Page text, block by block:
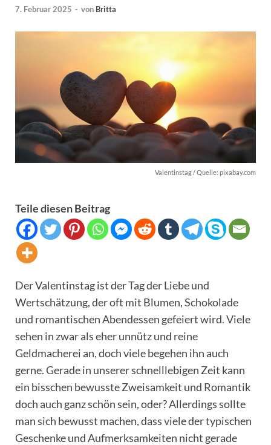
7. Februar 2025 - von Britta
Valentinstag / Quelle: pixabay.com
Teile diesen Beitrag
Der Valentinstag ist der Tag der Liebe und
Wertschätzung, der oft mit Blumen, Schokolade
und romantischen Abendessen gefeiert wird. Viele
sehen in zwar als eher unnütz und reine
Geldmacherei an, doch viele begehen ihn auch
gerne. Gerade in unserer schnelllebigen Zeit kann
ein bisschen bewusste Zweisamkeit und Romantik
doch auch ganz schön sein, oder? Allerdings sollte
man sich bewusst machen, dass viele der typischen
Geschenke und Aufmerksamkeiten nicht gerade